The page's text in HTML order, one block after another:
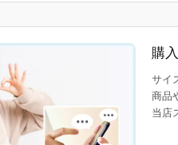
購
サイ
商品
当店